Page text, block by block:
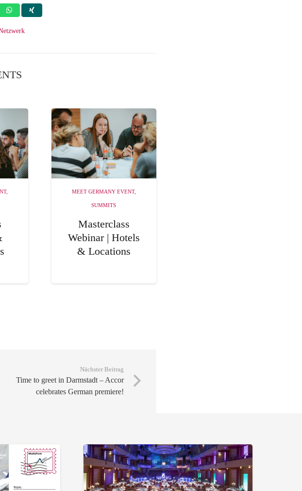
, MEET GERMANY EVENT,
SUMMITS
Masterclass
Webinar | Hotels
& Locations
Nächster Beitrag
Time to greet in Darmstadt – Accor
celebrates German premiere!